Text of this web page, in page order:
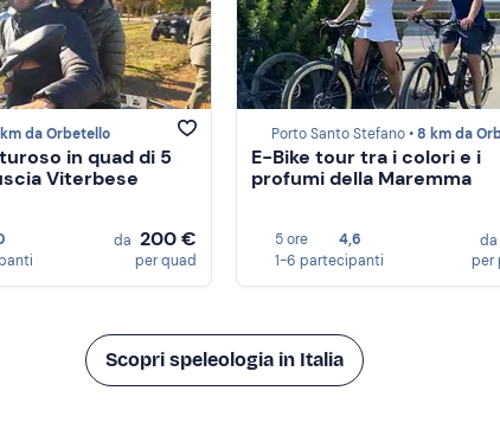
da Orbetello
in quad di 5
Viterbese
da 200 €
per quad
Porto Santo Stefano •8 km da
E-Bike tour tra i colori e i
profumi della Maremma
5 ore
4,6
1-6 partecipanti
da
per
Scopri speleologia in Italia